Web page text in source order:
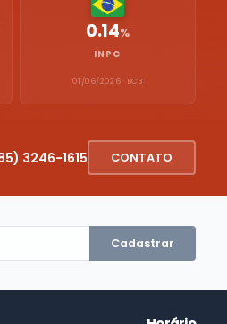
0.14%
INPC
01/06/2026 · BCB
3246-1615 CONTATO
Cadastrar